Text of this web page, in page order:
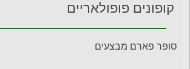
קופונים פופולאריים
סופר פארם מבצעים